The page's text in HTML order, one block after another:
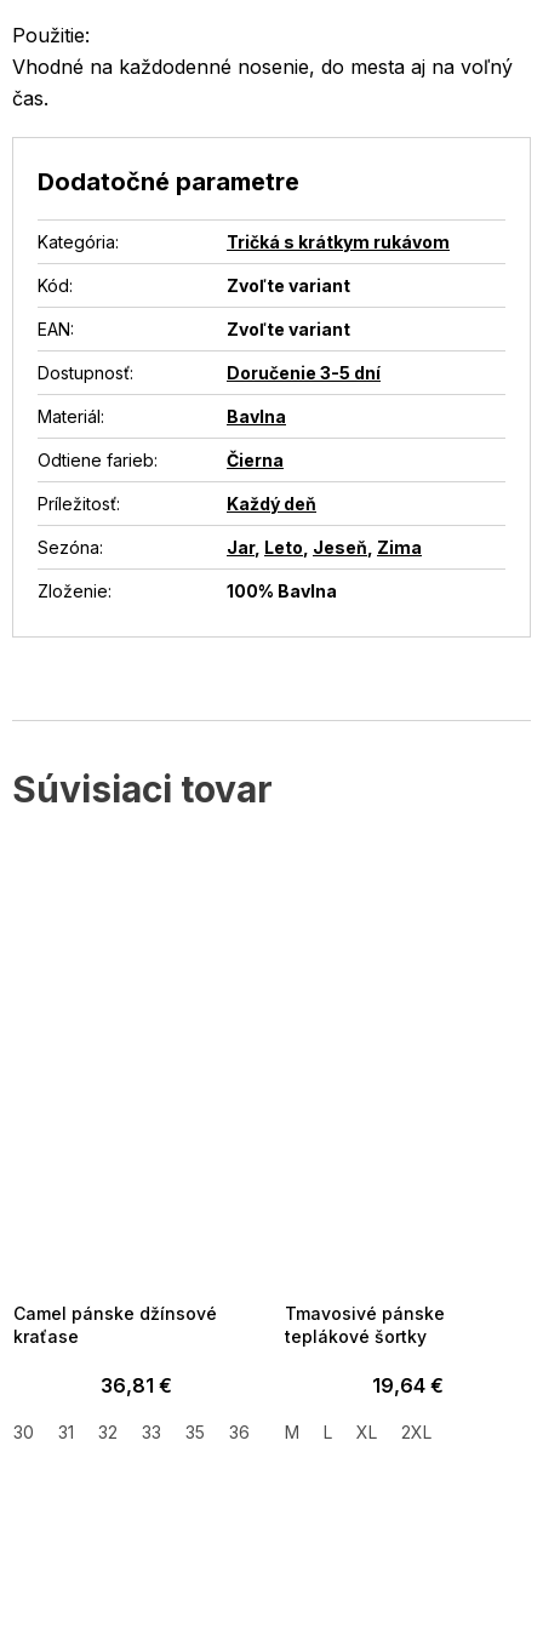
Súvisiaci tovar
Camel pánske džínsové
kraťase
36,81 €
30 31 32 33 35 36 38 40 42
Tmavosivé pánske
teplákové šortky
19,64 €
M L XL 2XL
Použitie:
Vhodné na každodenné nosenie, do mesta aj na voľný
čas.
Dodatočné parametre
Kategória: Tričká s krátkym rukávom
Kód: Zvoľte variant
EAN: Zvoľte variant
Dostupnosť: Doručenie 3-5 dní
Materiál: Bavlna
Odtiene farieb: Čierna
Príležitosť: Každý deň
Sezóna: Jar, Leto Jeseň Zima
Zloženie: 100% Bavlna